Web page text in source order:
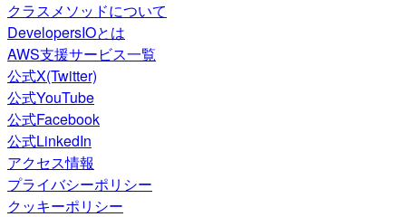
クラスメソッドについて
DevelopersIOとは
AWS支援サービス一覧
公式X(Twitter)
公式YouTube
公式Facebook
公式LinkedIn
アクセス情報
プライバシーポリシー
クッキーポリシー